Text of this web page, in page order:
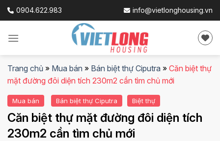
Skip
0904.622.983 info@vietlonghousing.vn
Trang chủ » Mua bán » Bán biệt thự Ciputra » Căn biệt thự
mặt đường đôi diện tích 230m2 cần tìm chủ mới
Mua bán Bán biệt thự Ciputra Biệt thự
Căn biệt thự mặt đường đôi diện tích
230m2 cần tìm chủ mới